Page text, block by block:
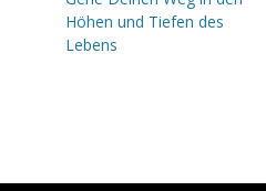
Beitrag:
Höhen und Tiefen des
Lebens